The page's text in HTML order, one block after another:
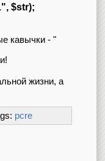
$str);
кавычки - "
жизни, а
pcre